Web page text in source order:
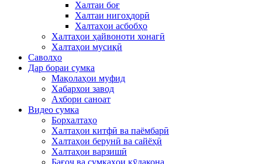
Халтаи боғ
Халтаи нигоҳдорӣ
Халтаҳои асбобҳо
Халтаҳои ҳайвоноти хонагӣ
Халтаҳои мусиқӣ
Саволҳо
Дар бораи сумка
Мақолаҳои муфид
Хабархои завод
Ахбори саноат
Видео сумка
Борхалтаҳо
Халтаҳои китфӣ ва паёмбарӣ
Халтаҳои берунӣ ва сайёҳӣ
Халтаҳои варзишӣ
Бағоҷ ва сумкаҳои кӯдакона